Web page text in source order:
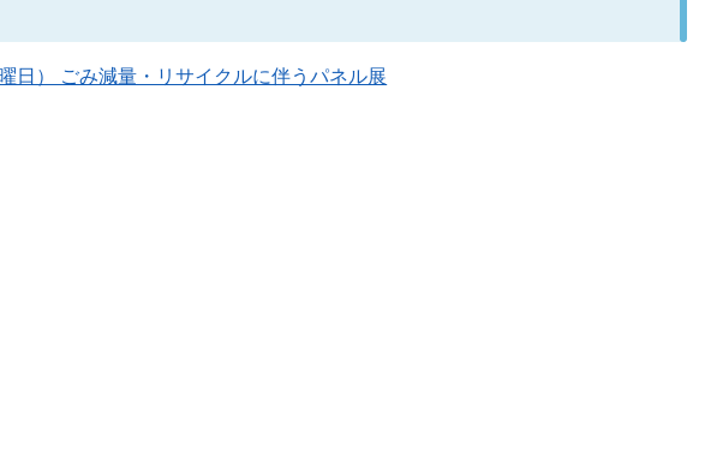
日） ごみ減量・リサイクルに伴うパネル展